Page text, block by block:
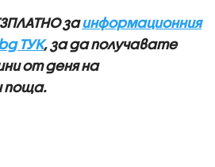
заинформационния
ТУК, за да получавате
от деня на
поща.